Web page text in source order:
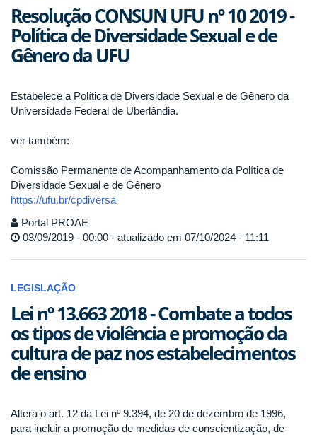
Resolução CONSUN UFU nº 10 2019 -
Política de Diversidade Sexual e de
Gênero da UFU
Estabelece a Política de Diversidade Sexual e de Gênero da
Universidade Federal de Uberlândia.
ver também:
Comissão Permanente de Acompanhamento da Política de
Diversidade Sexual e de Gênero
https://ufu.br/cpdiversa
Portal PROAE
03/09/2019 - 00:00 - atualizado em 07/10/2024 - 11:11
LEGISLAÇÃO
Lei nº 13.663 2018 - Combate a todos
os tipos de violência e promoção da
cultura de paz nos estabelecimentos
de ensino
Altera o art. 12 da Lei nº 9.394, de 20 de dezembro de 1996,
para incluir a promoção de medidas de conscientização, de